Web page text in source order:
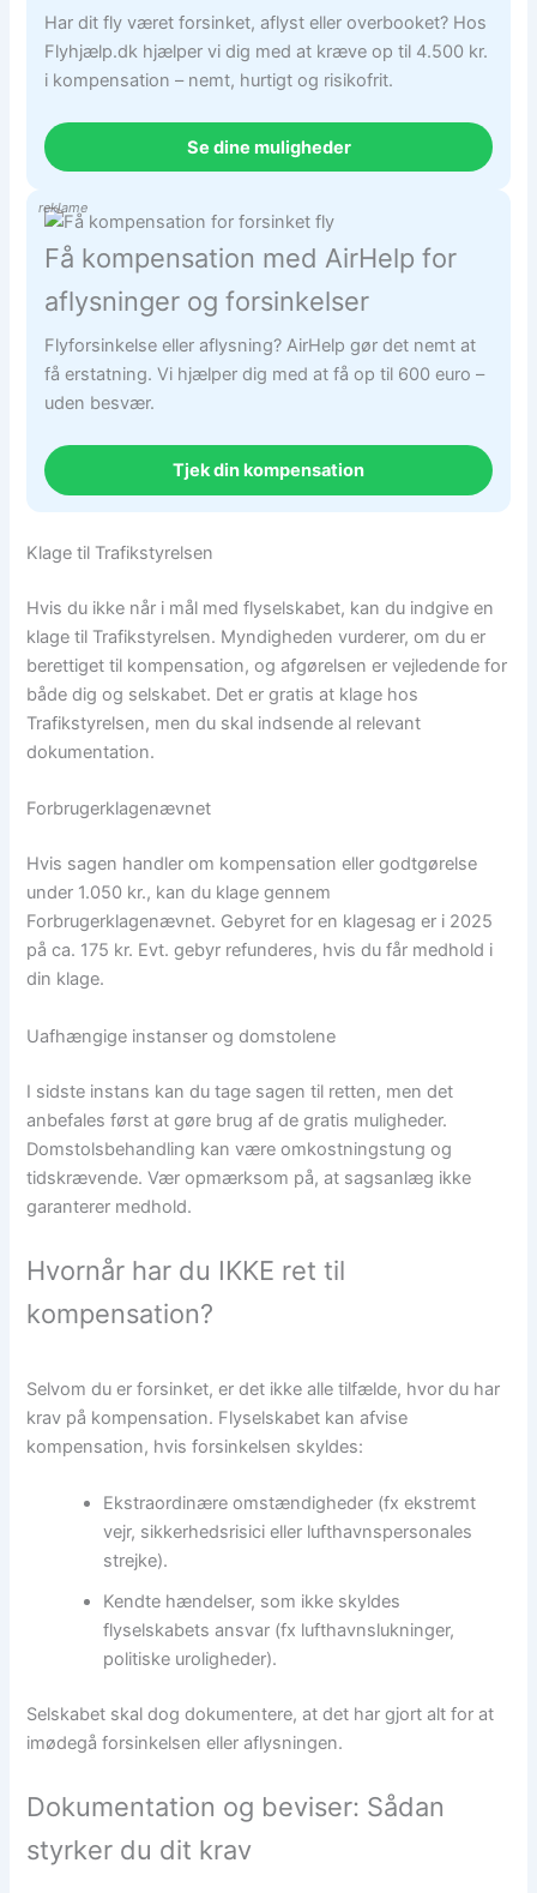
Har dit fly været forsinket, aflyst eller overbooket? Hos
Flyhjælp.dk hjælper vi dig med at kræve op til 4.500 kr.
i kompensation – nemt, hurtigt og risikofrit.
Se dine muligheder
reklame
Få kompensation med AirHelp for
aflysninger og forsinkelser
Flyforsinkelse eller aflysning? AirHelp gør det nemt at
få erstatning. Vi hjælper dig med at få op til 600 euro –
uden besvær.
Tjek din kompensation
Klage til Trafikstyrelsen
Hvis du ikke når i mål med flyselskabet, kan du indgive en
klage til Trafikstyrelsen. Myndigheden vurderer, om du er
berettiget til kompensation, og afgørelsen er vejledende for
både dig og selskabet. Det er gratis at klage hos
Trafikstyrelsen, men du skal indsende al relevant
dokumentation.
Forbrugerklagenævnet
Hvis sagen handler om kompensation eller godtgørelse
under 1.050 kr., kan du klage gennem
Forbrugerklagenævnet. Gebyret for en klagesag er i 2025
på ca. 175 kr. Evt. gebyr refunderes, hvis du får medhold i
din klage.
Uafhængige instanser og domstolene
I sidste instans kan du tage sagen til retten, men det
anbefales først at gøre brug af de gratis muligheder.
Domstolsbehandling kan være omkostningstung og
tidskrævende. Vær opmærksom på, at sagsanlæg ikke
garanterer medhold.
Hvornår har du IKKE ret til
kompensation?
Selvom du er forsinket, er det ikke alle tilfælde, hvor du har
krav på kompensation. Flyselskabet kan afvise
kompensation, hvis forsinkelsen skyldes:
Ekstraordinære omstændigheder (fx ekstremt
vejr, sikkerhedsrisici eller lufthavnspersonales
strejke).
Kendte hændelser, som ikke skyldes
flyselskabets ansvar (fx lufthavnslukninger,
politiske uroligheder).
Selskabet skal dog dokumentere, at det har gjort alt for at
imødegå forsinkelsen eller aflysningen.
Dokumentation og beviser: Sådan
styrker du dit krav